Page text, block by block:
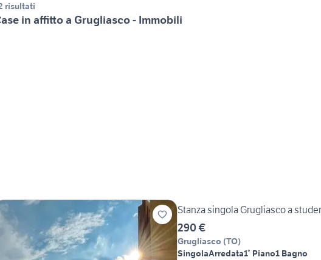
risultati
in affitto a Grugliasco - Immobili
Stanza singola Grugliasco a
290 €
Grugliasco (TO)
SingolaArredata1° Piano1 Bagno